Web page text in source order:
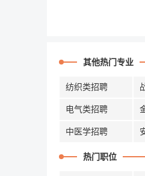
其他热门专业
纺织类招聘
电气类招聘
中医学招聘
热门职位